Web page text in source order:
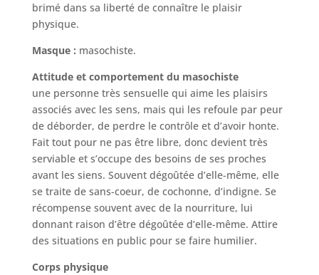
brimé dans sa liberté de connaître le plaisir
physique.
Masque : masochiste.
Attitude et comportement du masochiste
une personne très sensuelle qui aime les plaisirs
associés avec les sens, mais qui les refoule par peur
de déborder, de perdre le contrôle et d’avoir honte.
Fait tout pour ne pas être libre, donc devient très
serviable et s’occupe des besoins de ses proches
avant les siens. Souvent dégoûtée d’elle-même, elle
se traite de sans-coeur, de cochonne, d’indigne. Se
récompense souvent avec de la nourriture, lui
donnant raison d’être dégoûtée d’elle-même. Attire
des situations en public pour se faire humilier.
Corps physique